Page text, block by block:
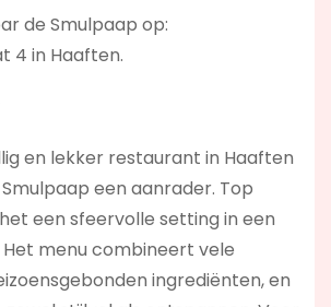
de Smulpaap op:
4 in Haaften.
en lekker restaurant in Haaften
een aanrader. Top
een sfeervolle setting in een
menu combineert vele
ingrediënten, en